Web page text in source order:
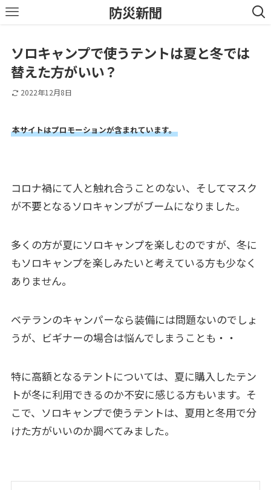
防災新聞
ソロキャンプで使うテントは夏と冬では
替えた方がいい？
2022年12月8日
本サイトはプロモーションが含まれています。
コロナ禍にて人と触れ合うことのない、そしてマスク
が不要となるソロキャンプがブームになりました。
多くの方が夏にソロキャンプを楽しむのですが、冬に
もソロキャンプを楽しみたいと考えている方も少なく
ありません。
ベテランのキャンパーなら装備には問題ないのでしょ
うが、ビギナーの場合は悩んでしまうことも・・
特に高額となるテントについては、夏に購入したテン
トが冬に利用できるのか不安に感じる方もいます。そ
こで、ソロキャンプで使うテントは、夏用と冬用で分
けた方がいいのか調べてみました。